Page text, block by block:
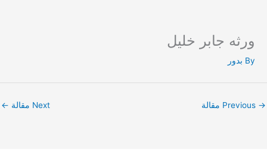
content
ورثه جابر خليل
By بدور
→ Next مقالة ←